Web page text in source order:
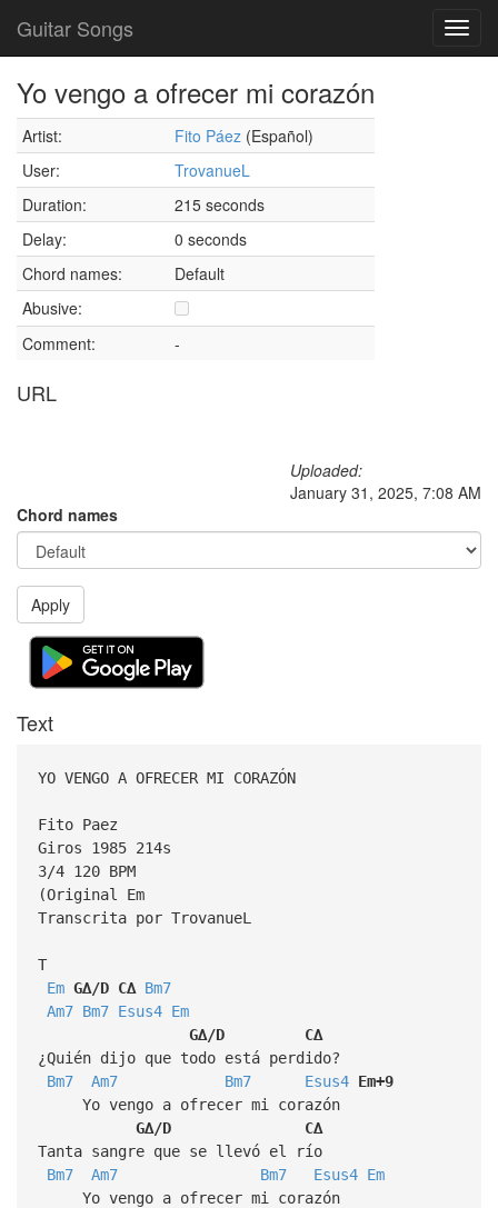
Guitar Songs
Yo vengo a ofrecer mi corazón
Artist: Fito Páez (Español)
User:
TrovanueL
Duration:
215 seconds
Delay:
0 seconds
Chord names:
Default
Abusive:
Comment:
-
URL
Uploaded:
January 31, 2025, 7:08 AM
Chord names
Apply
Text
YO VENGO A OFRECER MI CORAZÓN
Fito Paez
Giros 1985 214s
3/4 120 BPM
(Original Em
Transcrita por TrovanueL
T
Em G∆/D C∆ Bm7
Am7 Bm7 Esus4 Em
G∆/D
C∆
¿Quién dijo que todo está perdido?
Bm7
Am7 Bm7 Esus4 Em+9
Yo vengo a ofrecer mi corazón
G∆/D
C∆
Tanta sangre que se llevó el río
Bm7
Am7 Bm7 Esus4 Em
Yo vengo a ofrecer mi corazón